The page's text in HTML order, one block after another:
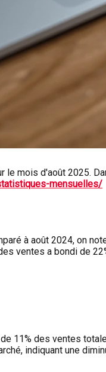
mois d'août 2025.
mensuelles/
à août 2024, on
ventes a bondi de
11% des ventes
indiquant une